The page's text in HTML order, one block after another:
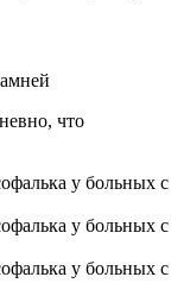
что
у больных с
у больных с
у больных с